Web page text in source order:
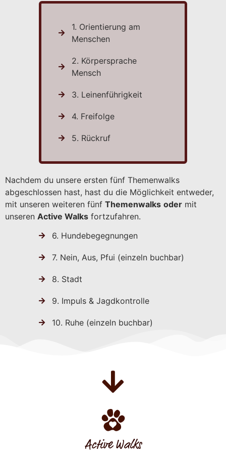
1. Orientierung am
Menschen
2. Körpersprache
Mensch
3. Leinenführigkeit
4. Freifolge
5. Rückruf
Nachdem du unsere ersten fünf Themenwalks
abgeschlossen hast, hast du die Möglichkeit entweder,
mit unseren weiteren fünf Themenwalks oder mit
unseren Active Walks fortzufahren.
6. Hundebegegnungen
7. Nein, Aus, Pfui (einzeln buchbar)
8. Stadt
9. Impuls & Jagdkontrolle
10. Ruhe (einzeln buchbar)
Active Walks